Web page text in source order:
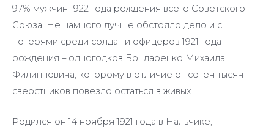
97% мужчин 1922 года рождения всего Советского
Союза. Не намного лучше обстояло дело и с
потерями среди солдат и офицеров 1921 года
рождения – одногодков Бондаренко Михаила
Филипповича, которому в отличие от сотен тысяч
сверстников повезло остаться в живых.
Родился он 14 ноября 1921 года в Нальчике,